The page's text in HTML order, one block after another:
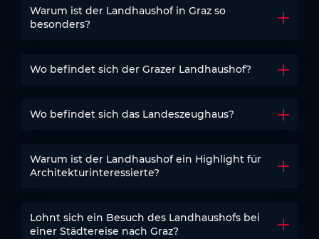
Warum ist der Landhaushof in Graz so
besonders?
Wo befindet sich der Grazer Landhaushof?
Wo befindet sich das Landeszeughaus?
Warum ist der Landhaushof ein Highlight für
Architekturinteressierte?
Lohnt sich ein Besuch des Landhaushofs bei
einer Städtereise nach Graz?